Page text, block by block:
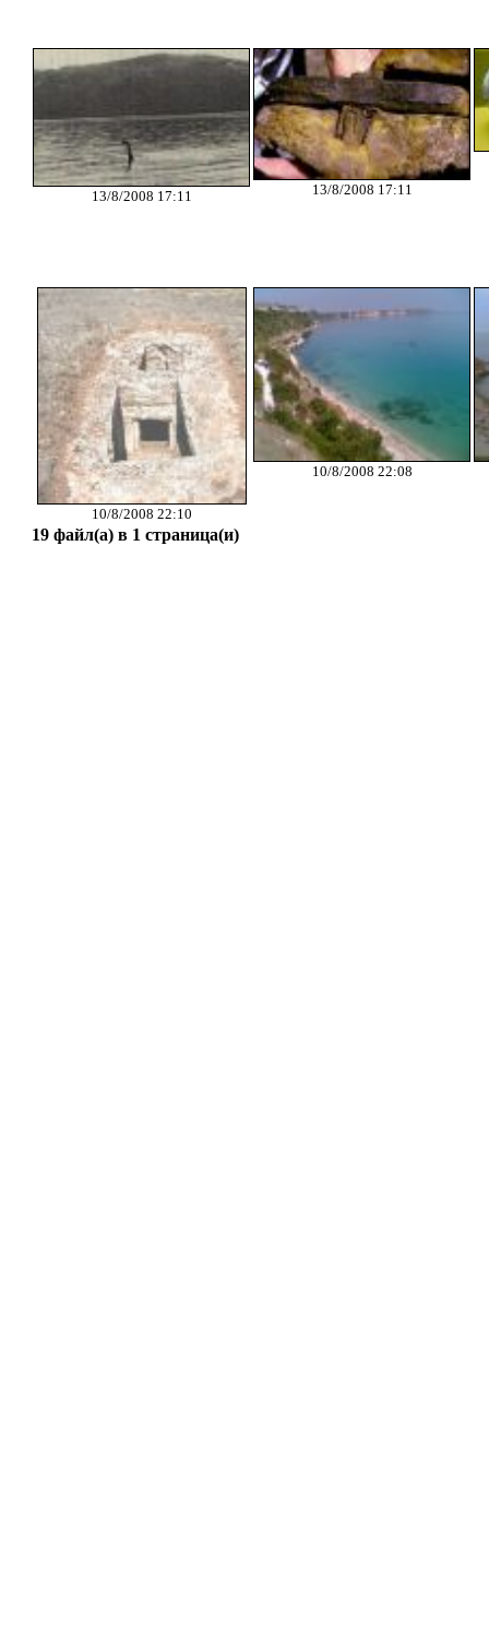
13/8/2008 17:11 13/8/2008 17:11
10/8/2008 22:10
10/8/2008 22:08
19 файл(а) в 1 страница(и)